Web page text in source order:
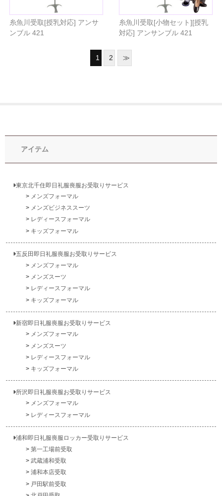
糸魚川受取[授乳対応] アンサ
ンブル 421
糸魚川受取[小物セット][授乳
対応] アンサンブル 421
2 ≫
アイテム
東京北千住即日礼服喪服お受取りサービス
メンズフォーマル
メンズビジネススーツ
レディースフォーマル
キッズフォーマル
五反田即日礼服喪服お受取りサービス
メンズフォーマル
メンズスーツ
レディースフォーマル
キッズフォーマル
新宿即日礼服喪服お受取りサービス
メンズフォーマル
メンズスーツ
レディースフォーマル
キッズフォーマル
所沢即日礼服喪服お受取りサービス
メンズフォーマル
レディースフォーマル
浦和即日礼服喪服ロッカー受取りサービス
第一工場前受取
武蔵浦和受取
浦和本店受取
戸田駅前受取